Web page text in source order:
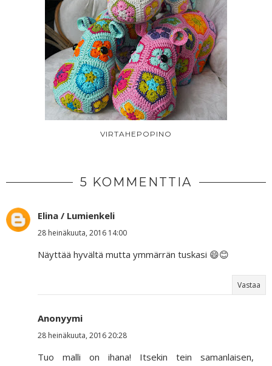
VIRTAHEPOPINO
5 KOMMENTTIA
Elina / Lumienkeli
28 heinäkuuta, 2016 14:00
Näyttää hyvältä mutta ymmärrän tuskasi 😄😊
Vastaa
Anonyymi
28 heinäkuuta, 2016 20:28
Tuo malli on ihana! Itsekin tein samanlaisen,